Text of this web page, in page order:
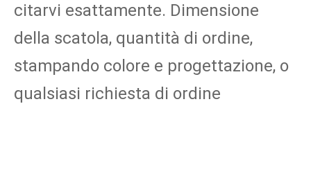
citarvi esattamente. Dimensione
della scatola, quantità di ordine,
stampando colore e progettazione, o
qualsiasi richiesta di ordine